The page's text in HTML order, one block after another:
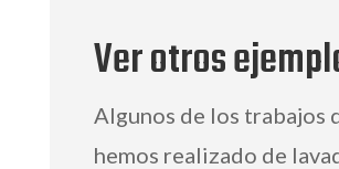
Ver otros
Algunos de los trabajos
hemos realizado de